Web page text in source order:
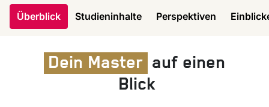
Überblick Studieninhalte Perspektiven
Dein Master auf einen
Blick